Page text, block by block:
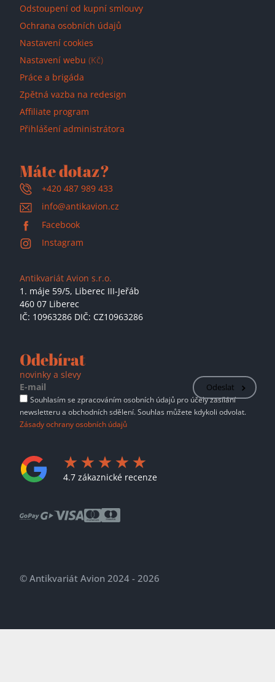
Odstoupení od kupní smlouvy
Ochrana osobních údajů
Nastavení cookies
Nastavení webu (Kč)
Práce a brigáda
Zpětná vazba na redesign
Affiliate program
Přihlášení administrátora
Máte dotaz?
+420 487 989 433
info@antikavion.cz
Facebook
Instagram
Antikvariát Avion s.r.o.
1. máje 59/5, Liberec III-Jeřáb
460 07 Liberec
IČ: 10963286 DIČ: CZ10963286
Odebírat
novinky a slevy
Odeslat
Souhlasím se zpracováním osobních údajů pro účely zasílání
newsletteru a obchodních sdělení. Souhlas můžete kdykoli odvolat.
Zásady ochrany osobních údajů
4.7 zákaznické recenze
© Antikvariát Avion 2024 - 2026